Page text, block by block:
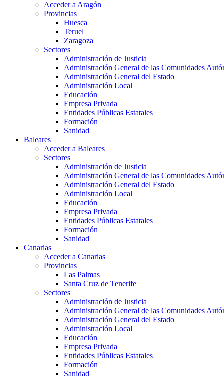
Acceder a Aragón
Provincias
Huesca
Teruel
Zaragoza
Sectores
Administración de Justicia
Administración General de las Comunidades
Administración General del Estado
Administración Local
Educación
Empresa Privada
Entidades Públicas Estatales
Formación
Sanidad
Baleares
Acceder a Baleares
Sectores
Administración de Justicia
Administración General de las Comunidades
Administración General del Estado
Administración Local
Educación
Empresa Privada
Entidades Públicas Estatales
Formación
Sanidad
Canarias
Acceder a Canarias
Provincias
Las Palmas
Santa Cruz de Tenerife
Sectores
Administración de Justicia
Administración General de las Comunidades
Administración General del Estado
Administración Local
Educación
Empresa Privada
Entidades Públicas Estatales
Formación
Sanidad